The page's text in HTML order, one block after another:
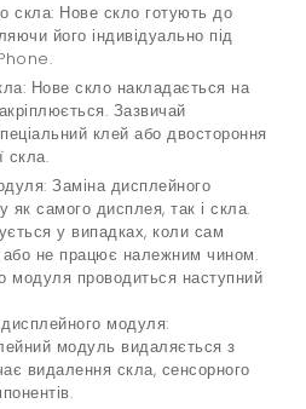
скла: Нове скло готують до
його індивідуально під
Нове скло накладається на
Зазвичай
клей або двостороння
скла.
Заміна дисплейного
як самого дисплея, так і скла.
у випадках, коли сам
не працює належним чином.
модуля проводиться наступний
модуля:
модуль видаляється з
видалення скла, сенсорного